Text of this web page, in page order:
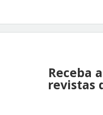
Receba
revistas